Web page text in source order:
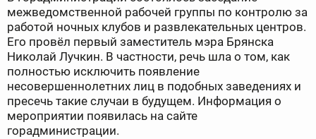
межведомственной рабочей группы по контролю за
работой ночных клубов и развлекательных центров.
Его провёл первый заместитель мэра Брянска
Николай Лучкин. В частности, речь шла о том, как
полностью исключить появление
несовершеннолетних лиц в подобных заведениях и
пресечь такие случаи в будущем. Информация о
мероприятии появилась на сайте
горадминистрации.